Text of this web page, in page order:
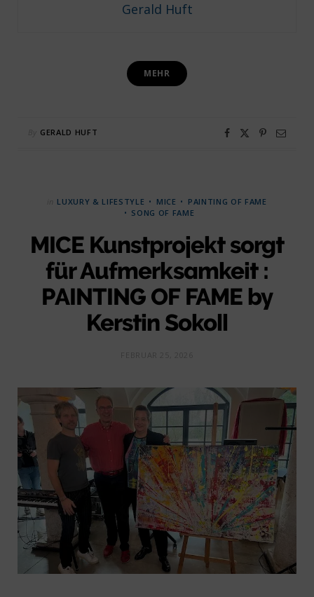
Gerald Huft
MEHR
GERALD HUFT
LUXURY & LIFESTYLE MICE
PAINTING OF FAME
SONG OF FAME
MICE Kunstprojekt sorgt
für Aufmerksamkeit :
PAINTING OF FAME by
Kerstin Sokoll